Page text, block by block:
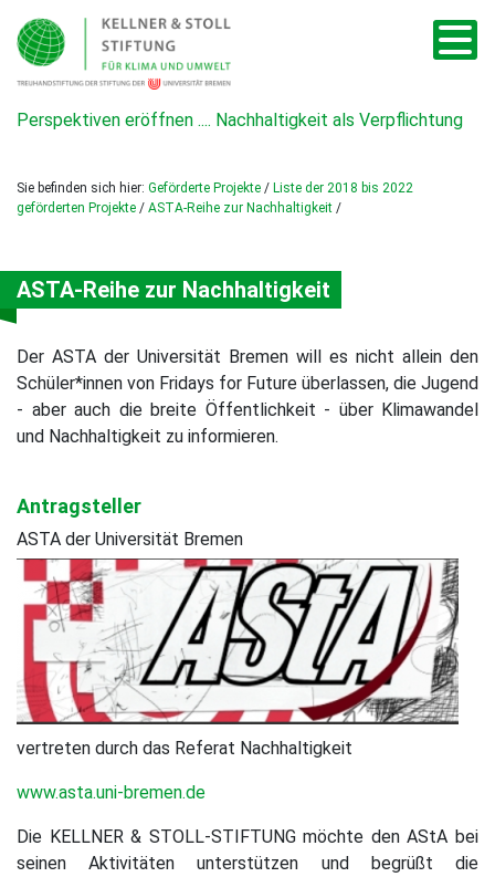
Perspektiven eröffnen .... Nachhaltigkeit als Verpflichtung
Sie befinden sich hier: Geförderte Projekte / Liste der 2018 bis 2022
geförderten Projekte / ASTA-Reihe zur Nachhaltigkeit /
ASTA-Reihe zur Nachhaltigkeit
Der ASTA der Universität Bremen will es nicht allein den
Schüler*innen von Fridays for Future überlassen, die Jugend
- aber auch die breite Öffentlichkeit - über Klimawandel
und Nachhaltigkeit zu informieren.
Antragsteller
ASTA der Universität Bremen
vertreten durch das Referat Nachhaltigkeit
www.asta.uni-bremen.de
Die KELLNER & STOLL-STIFTUNG möchte den AStA bei
seinen Aktivitäten unterstützen und begrüßt die